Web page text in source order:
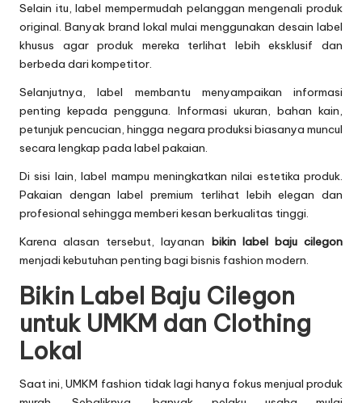
Selain itu, label mempermudah pelanggan mengenali produk
original. Banyak brand lokal mulai menggunakan desain label
khusus agar produk mereka terlihat lebih eksklusif dan
berbeda dari kompetitor.
Selanjutnya, label membantu menyampaikan informasi
penting kepada pengguna. Informasi ukuran, bahan kain,
petunjuk pencucian, hingga negara produksi biasanya muncul
secara lengkap pada label pakaian.
Di sisi lain, label mampu meningkatkan nilai estetika produk.
Pakaian dengan label premium terlihat lebih elegan dan
profesional sehingga memberi kesan berkualitas tinggi.
Karena alasan tersebut, layanan bikin label baju cilegon
menjadi kebutuhan penting bagi bisnis fashion modern.
Bikin Label Baju Cilegon
untuk UMKM dan Clothing
Lokal
Saat ini, UMKM fashion tidak lagi hanya fokus menjual produk